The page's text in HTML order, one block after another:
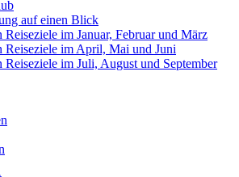
auf einen Blick
Reiseziele im Januar, Februar und März
Reiseziele im April, Mai und Juni
Reiseziele im Juli, August und September